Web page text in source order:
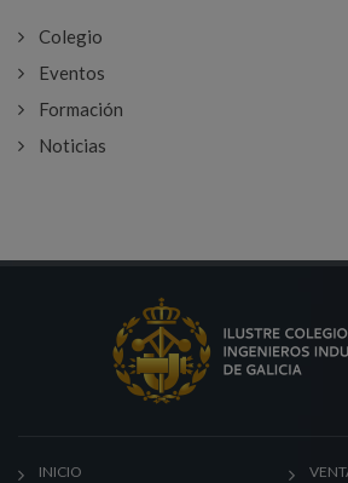
Colegio
Eventos
Formación
Noticias
INICIO